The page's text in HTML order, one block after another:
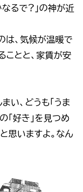
なるで?」の神が近
は、気候が温暖で
ことと、家賃が安
い、どうも「うま
「好き」を見つめ
思いますよ。なん